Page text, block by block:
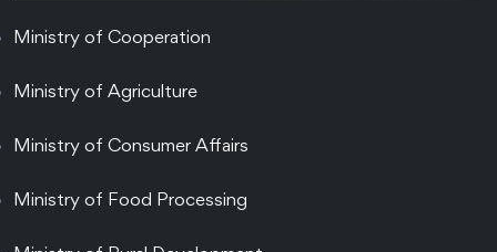
Ministry of Cooperation
Ministry of Agriculture
Ministry of Consumer Affairs
Ministry of Food Processing